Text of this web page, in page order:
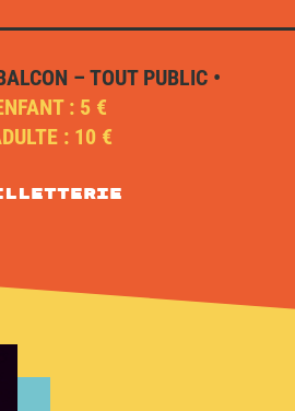
– TOUT PUBLIC •
: 5 €
: 10 €